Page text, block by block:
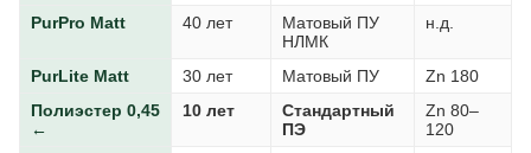
PurPro Matt 40 лет
Матовый ПУ
НЛМК
н.д.
PurLite Matt 30 лет Матовый ПУ
Zn 180
Полиэстер 0,45
←
10 лет
Стандартный
ПЭ
Zn 80–
120